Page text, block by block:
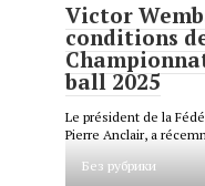
Victor
conditions
ball 2025
Le président de la
Pierre Anclair, a
Без рубрики